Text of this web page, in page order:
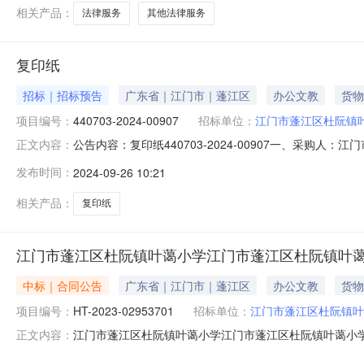
相关产品：
法律服务 其他法律服务
复印纸
招标｜招标预告 广东省｜江门市｜蓬江区 办公文教
货物
项目编号： 440703-2024-00907 招标单位： 江门市蓬江区杜阮镇
正文内容： 公告内容：复印纸440703-2024-00907一、采购人：江
2024年09月26日
发布时间： 2024-09-26 10:21
相关产品：
复印纸
江门市蓬江区杜阮镇叶蔼小学江门市蓬江区杜阮镇
中标｜合同公告 广东省｜江门市｜蓬江区 办公文教
货物
项目编号： HT-2023-02953701 招标单位： 江门市蓬江区杜阮镇
正文内容： 江门市蓬江区杜阮镇叶蔼小学江门市蓬江区杜阮镇叶蔼